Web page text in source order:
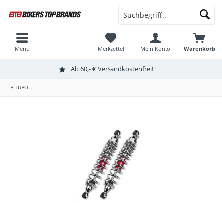
Ab 60,- € Versandkostenfrei!
Warenkorb
Merkzettel Mein Konto
Menü
BITUBO